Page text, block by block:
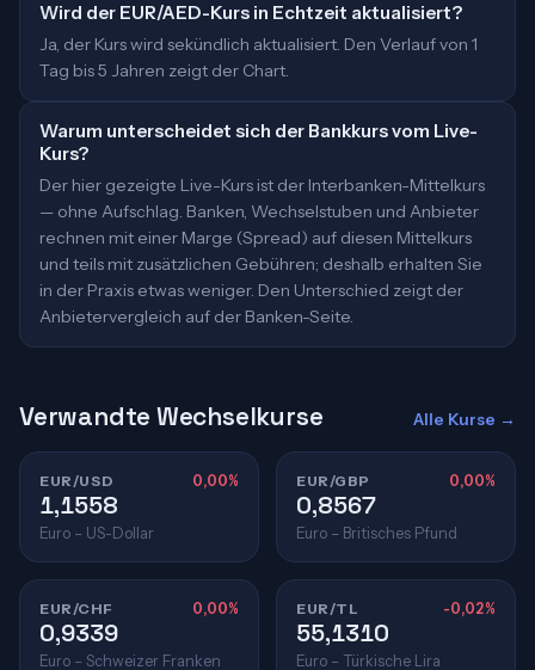
Wird der EUR/AED-Kurs in Echtzeit aktualisiert?
Ja, der Kurs wird sekündlich aktualisiert. Den Verlauf von 1
Tag bis 5 Jahren zeigt der Chart.
Warum unterscheidet sich der Bankkurs vom Live-
Kurs?
Der hier gezeigte Live-Kurs ist der Interbanken-Mittelkurs
— ohne Aufschlag. Banken, Wechselstuben und Anbieter
rechnen mit einer Marge (Spread) auf diesen Mittelkurs
und teils mit zusätzlichen Gebühren; deshalb erhalten Sie
in der Praxis etwas weniger. Den Unterschied zeigt der
Anbietervergleich auf der Banken-Seite.
Verwandte Wechselkurse Alle Kurse →
EUR/USD 0,00%
1,1558
Euro – US-Dollar
EUR/GBP 0,00%
0,8567
Euro – Britisches Pfund
EUR/CHF 0,00%
0,9339
Euro – Schweizer Franken
EUR/TL -0,02%
55,1310
Euro – Türkische Lira